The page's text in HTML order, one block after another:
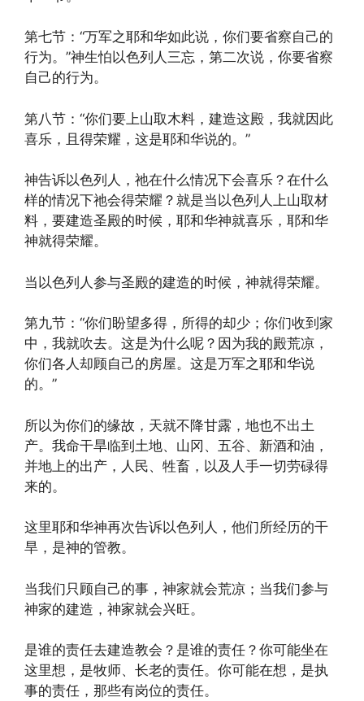
第七节：“万军之耶和华如此说，你们要省察自己的
行为。”神生怕以色列人三忘，第二次说，你要省察
自己的行为。
第八节：“你们要上山取木料，建造这殿，我就因此
喜乐，且得荣耀，这是耶和华说的。”
神告诉以色列人，祂在什么情况下会喜乐？在什么
样的情况下祂会得荣耀？就是当以色列人上山取材
料，要建造圣殿的时候，耶和华神就喜乐，耶和华
神就得荣耀。
当以色列人参与圣殿的建造的时候，神就得荣耀。
第九节：“你们盼望多得，所得的却少；你们收到家
中，我就吹去。这是为什么呢？因为我的殿荒凉，
你们各人却顾自己的房屋。这是万军之耶和华说
的。”
所以为你们的缘故，天就不降甘露，地也不出土
产。我命干旱临到土地、山冈、五谷、新酒和油，
并地上的出产，人民、牲畜，以及人手一切劳碌得
来的。
这里耶和华神再次告诉以色列人，他们所经历的干
旱，是神的管教。
当我们只顾自己的事，神家就会荒凉；当我们参与
神家的建造，神家就会兴旺。
是谁的责任去建造教会？是谁的责任？你可能坐在
这里想，是牧师、长老的责任。你可能在想，是执
事的责任，那些有岗位的责任。